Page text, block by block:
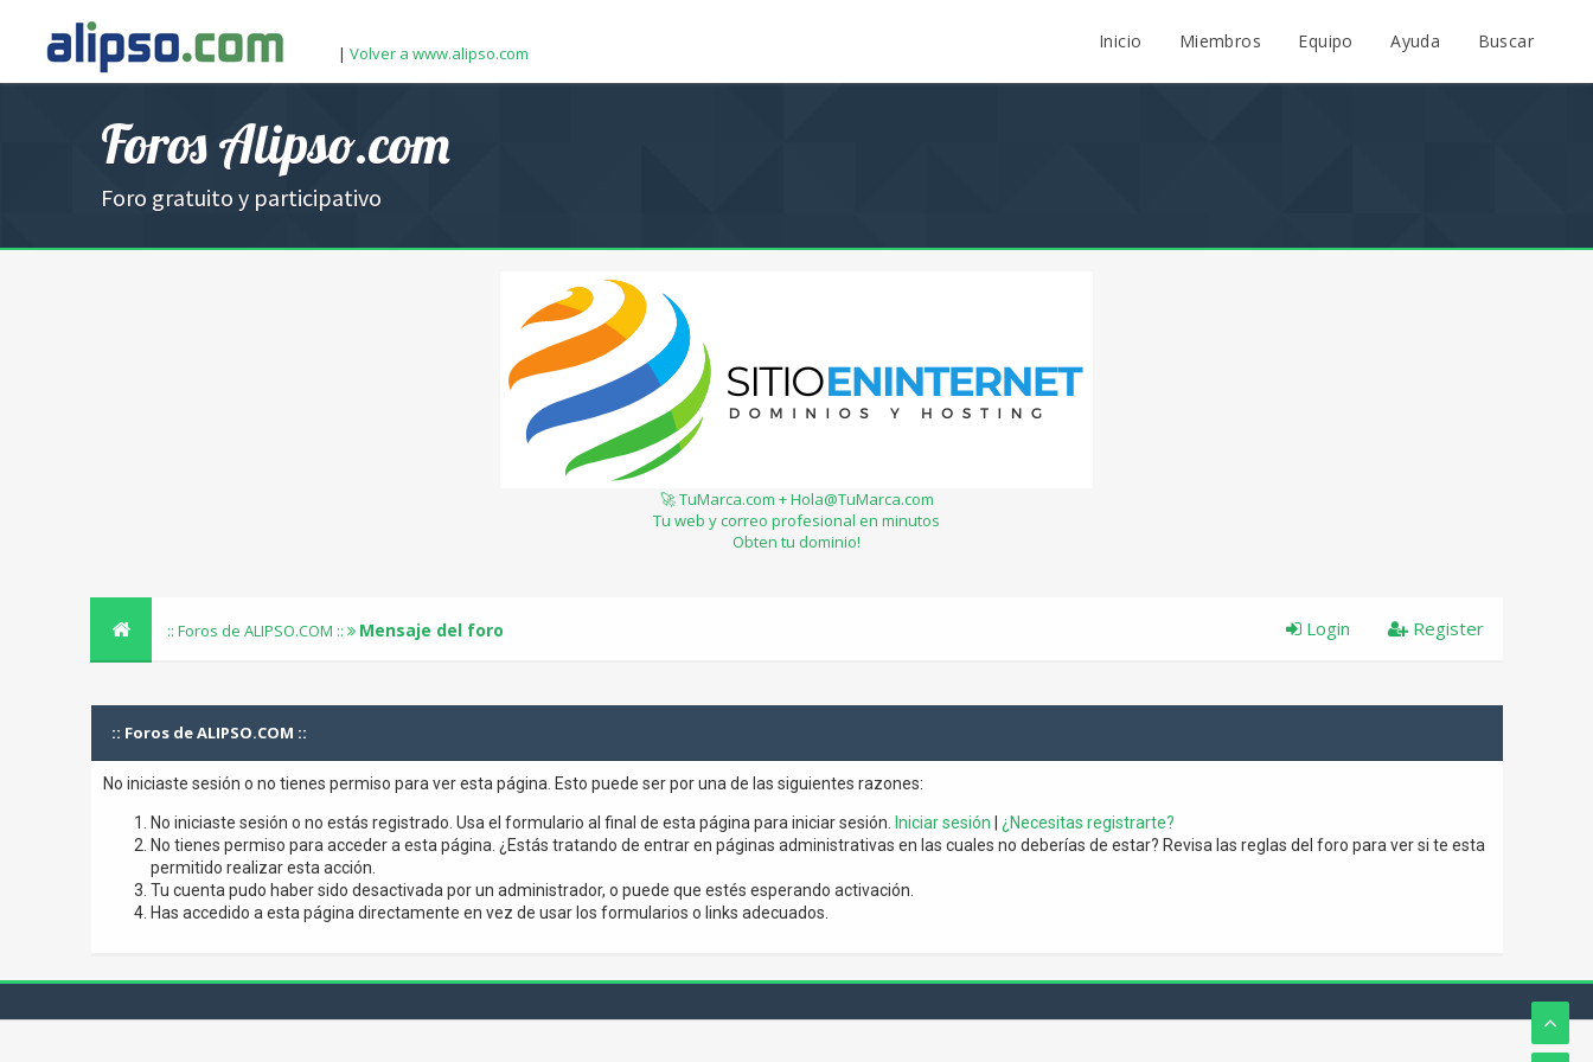
| Volver a www.alipso.com
Inicio Miembros Equipo Ayuda Buscar
Foros Alipso.com
Foro gratuito y participativo
🚀 TuMarca.com + Hola@TuMarca.com
Tu web y correo profesional en minutos
Obten tu dominio!
:: Foros de ALIPSO.COM :: Mensaje del foro Register
Login
:: Foros de ALIPSO.COM ::
No iniciaste sesión o no tienes permiso para ver esta página. Esto puede ser por una de las siguientes razones:
No iniciaste sesión o no estás registrado. Usa el formulario al final de esta página para iniciar sesión. Iniciar sesión
¿Necesitas registrarte?
No tienes permiso para acceder a esta página. ¿Estás tratando de entrar en páginas administrativas en las cuales no deberías de estar? Revisa las reglas del foro para ver si te esta
permitido realizar esta acción.
Tu cuenta pudo haber sido desactivada por un administrador, o puede que estés esperando activación.
Has accedido a esta página directamente en vez de usar los formularios o links adecuados.